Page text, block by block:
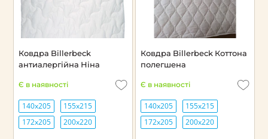
Ковдра Billerbeck
антиалергійна Ніна
Є в наявності
140х205
155х215
172х205
200х220
Ковдра Billerbeck Коттона
полегшена
Є в наявності
140х205
155х215
172х205
200х220